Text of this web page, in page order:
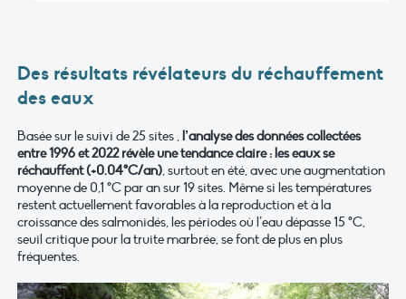
Des résultats révélateurs du réchauffement
des eaux
Basée sur le suivi de 25 sites , l’analyse des données collectées
entre 1996 et 2022 révèle une tendance claire : les eaux se
réchauffent (+0.04°C/an), surtout en été, avec une augmentation
moyenne de 0,1 °C par an sur 19 sites. Même si les températures
restent actuellement favorables à la reproduction et à la
croissance des salmonidés, les périodes où l’eau dépasse 15 °C,
seuil critique pour la truite marbrée, se font de plus en plus
fréquentes.